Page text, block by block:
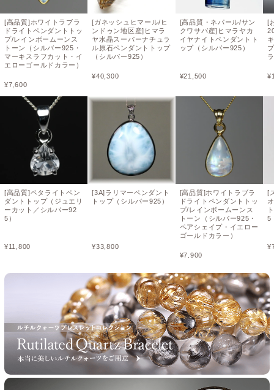
[高品質]ホワイトラブラ
ドライトペンダントトッ
プ/レインボームーンス
トーン（シルバー925・
マーキスラフカット・イ
エローゴールドカラー）
¥7,600
[高品質]ペタライトペン
ダントトップ（ジュエリ
ーカット／シルバー92
5）
¥11,800
[ガネッシュヒマール/ヒ
ンドゥン地区産]ヒマラ
ヤ水晶スーパーナチュラ
ル原石ペンダントトップ
（シルバー925）
¥40,300
[3A]ラリマーペンダント
トップ（シルバー925）
¥33,800
[高品質・ネパール/サン
クワサバ産]ヒマラヤカ
イヤナイトペンダントト
ップ（シルバー925）
¥21,500
[高品質]ホワイトラブラ
ドライトペンダントトッ
プ/レインボームーンス
トーン（シルバー925・
ペアシェイプ・イエロー
ゴールドカラー）
¥7,900
[
¥
[
5
¥